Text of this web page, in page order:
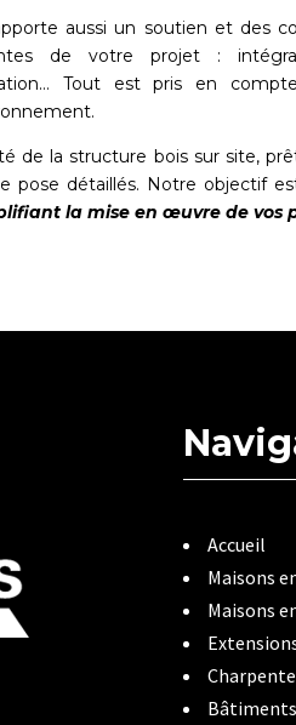
aussi un soutien et des
de votre projet :
Tout est pris en
de la structure bois sur site,
pose détaillés. Notre objectif
la mise en œuvre de vos
Accueil
Maisons
Maisons
Charpente